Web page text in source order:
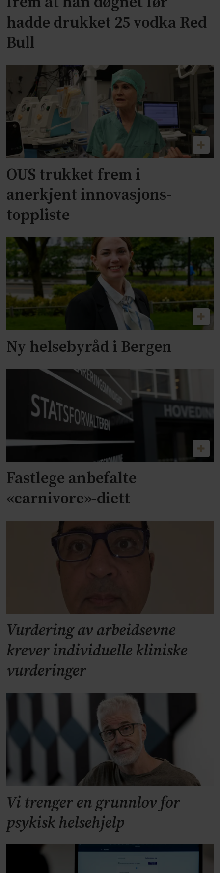
hadde drukket 25 vodka Red
Bull
OUS trukket frem i
anerkjent innovasjons-
toppliste
Ny helsebyråd i Bergen
Fastlege anbefalte
«carnivore»-diett
Vurdering av arbeidsevne
krever individuelle kliniske
vurderinger
Vi trenger en grunnlov for
psykisk helsehjelp